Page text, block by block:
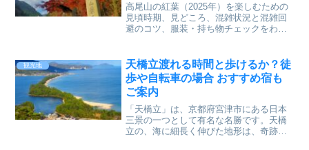
高尾山の紅葉（2025年）を楽しむための
見頃時期、見どころ、混雑状況と混雑回
避のコツ、服装・持ち物チェックをわか
観光地
天橋立渡れる時間と歩けるか？徒
歩や自転車の場合 おすすめ宿も
ご案内
「天橋立」は、京都府宮津市にある日本
三景の一つとして有名な名勝です。天橋
立の、海に細長く伸びた地形は、奇跡の